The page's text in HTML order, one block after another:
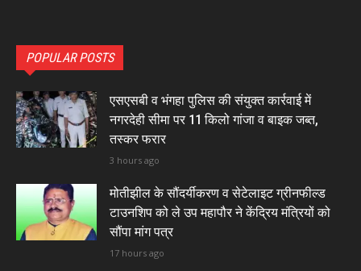
POPULAR POSTS
एसएसबी व भंगहा पुलिस की संयुक्त कार्रवाई में
नगरदेही सीमा पर 11 किलो गांजा व बाइक जब्त,
तस्कर फरार
3 hours ago
मोतीझील के सौंदर्यीकरण व सेटेलाइट ग्रीनफील्ड
टाउनशिप को ले उप महापौर ने केंद्रिय मंत्रियों को
सौंपा मांग पत्र
17 hours ago